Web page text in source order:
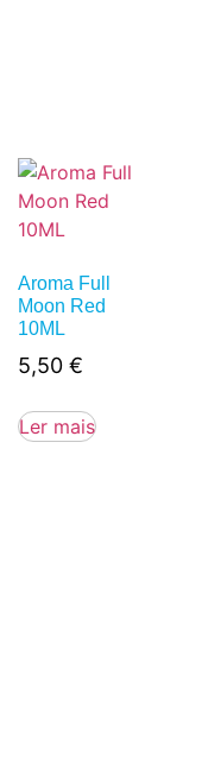
Aroma Full
Moon Red
10ML
5,50 €
Ler mais